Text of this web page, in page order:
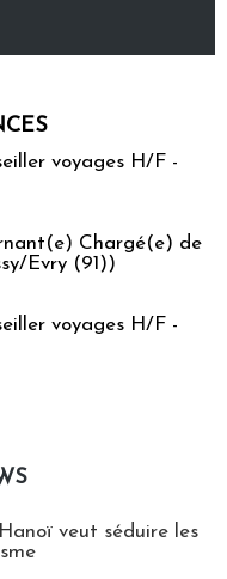
voyages H/F -
Chargé(e) de
Evry (91))
voyages H/F -
veut séduire les